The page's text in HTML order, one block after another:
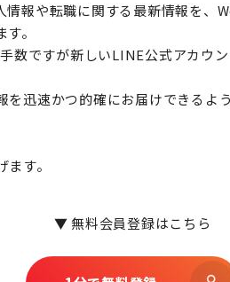
情報や転職に関する最新情報を、
。
数ですが新しいLINE公式アカウ
を迅速かつ的確にお届けできるよ
す。
▼ 無料会員登録はこちら